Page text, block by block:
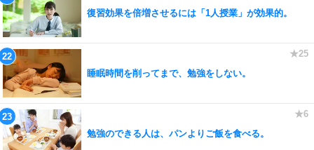
復習効果を倍増させるには「1人授業」が効果的。
睡眠時間を削ってまで、勉強をしない。
勉強のできる人は、パンよりご飯を食べる。